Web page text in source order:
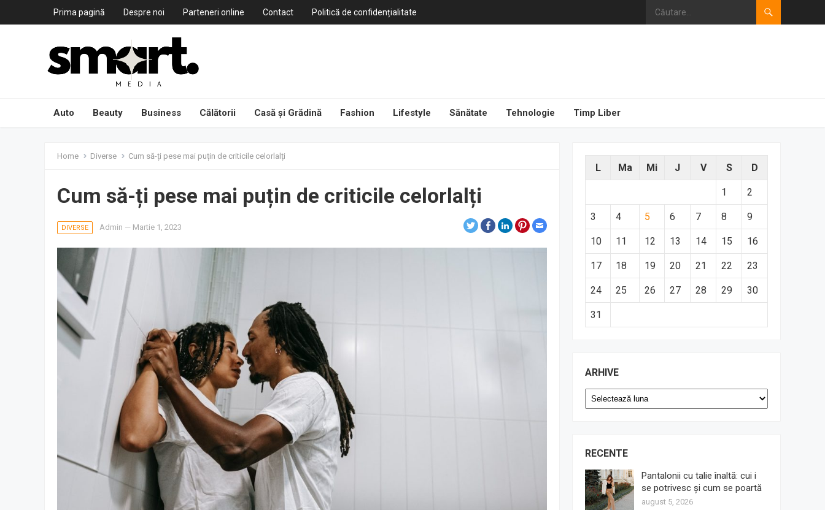
Prima pagină Despre noi Parteneri online Contact Politică de confidențialitate
Auto Beauty Business Călătorii Casă și Grădină Fashion Lifestyle Sănătate Tehnologie Timp Liber
Home Diverse Cum să-ți pese mai puțin de criticile celorlalți
Cum să-ți pese mai puțin de criticile celorlalți
DIVERSE Admin — Martie 1, 2023
L Ma Mi J V S D
1 2
3 4 5 6 7 8 9
10 11 12 13 14 15 16
17 18 19 20 21 22 23
24 25 26 27 28 29 30
31
ARHIVE
Arhive
RECENTE
Pantalonii cu talie înaltă: cui i
se potrivesc și cum se poartă
august 5, 2026